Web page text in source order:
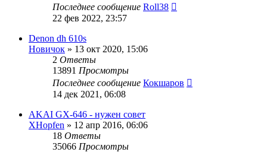
Последнее сообщение Roll38
22 фев 2022, 23:57
Denon dh 610s
Новичок » 13 окт 2020, 15:06
2 Ответы
13891 Просмотры
Последнее сообщение Кокшаров
14 дек 2021, 06:08
AKAI GX-646 - нужен совет
XHopfen » 12 апр 2016, 06:06
18 Ответы
35066 Просмотры